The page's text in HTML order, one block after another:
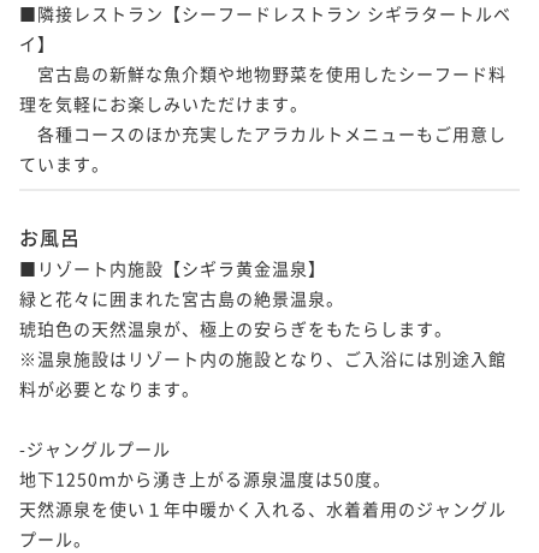
■隣接レストラン【シーフードレストラン シギラタートルベ
イ】
宮古島の新鮮な魚介類や地物野菜を使用したシーフード料
理を気軽にお楽しみいただけます。
各種コースのほか充実したアラカルトメニューもご用意し
ています。
お風呂
■リゾート内施設【シギラ黄金温泉】
緑と花々に囲まれた宮古島の絶景温泉。
琥珀色の天然温泉が、極上の安らぎをもたらします。
※温泉施設はリゾート内の施設となり、ご入浴には別途入館
料が必要となります。
-ジャングルプール
地下1250ｍから湧き上がる源泉温度は50度。
天然源泉を使い１年中暖かく入れる、水着着用のジャングル
プール。